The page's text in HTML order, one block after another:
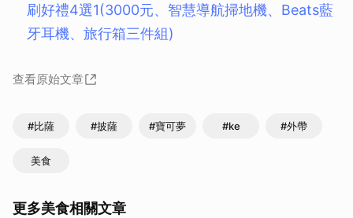
刷好禮4選1(3000元、智慧導航掃地機、Beats藍
牙耳機、旅行箱三件組)
查看原始文章
#比薩 #披薩 #寶可夢 #ke #外帶
美食
更多美食相關文章